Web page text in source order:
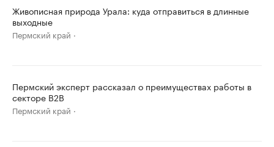
Живописная природа Урала: куда отправиться в длинные
выходные
Пермский край
Пермский эксперт рассказал о преимуществах работы в
секторе B2B
Пермский край